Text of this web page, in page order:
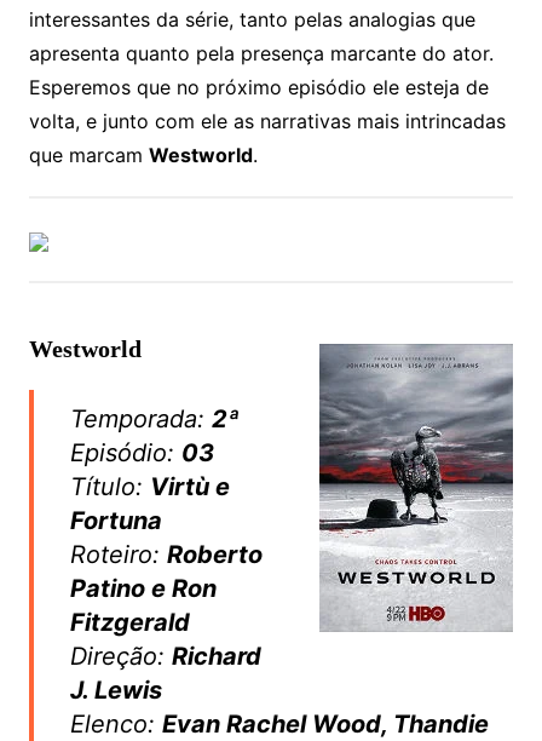
interessantes da série, tanto pelas analogias que
apresenta quanto pela presença marcante do ator.
Esperemos que no próximo episódio ele esteja de
volta, e junto com ele as narrativas mais intrincadas
que marcam Westworld.
Westworld
Temporada: 2ª
Episódio: 03
Título: Virtù e
Fortuna
Roteiro: Roberto
Patino e Ron
Fitzgerald
Direção: Richard
J. Lewis
Elenco: Evan Rachel Wood, Thandie